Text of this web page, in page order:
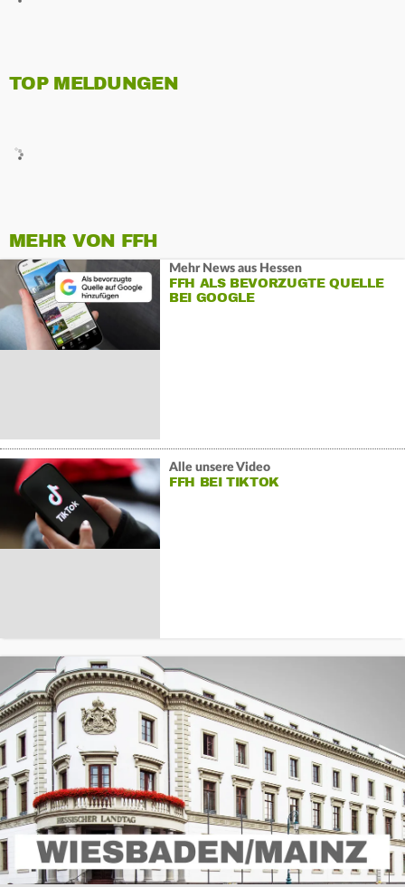
TOP MELDUNGEN
MEHR VON FFH
Mehr News aus Hessen
FFH ALS BEVORZUGTE QUELLE
BEI GOOGLE
Alle unsere Video
FFH BEI TIKTOK